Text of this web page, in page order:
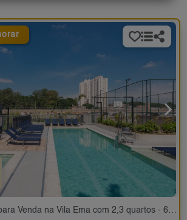
Venda na Vila Ema com 2,3 quartos - 65 a 79 m²